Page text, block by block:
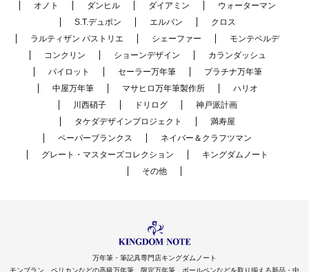
オノト
ダンヒル ダイアミン
ウォーターマン
S.T.デュポン
エルバン
クロス
ラルティザン パストリエ
シェーファー
モンテベルデ
コンクリン
ショーンデザイン
カランダッシュ
パイロット
セーラー万年筆
プラチナ万年筆
中屋万年筆
マサヒロ万年筆製作所
ハリオ
川西硝子
ドリログ
神戸派計画
タケダデザインプロジェクト
満寿屋
ペーパーブランクス
ネイバー＆クラフツマン
グレート・マスターズコレクション
キングダムノート
その他
万年筆・筆記具専門店キングダムノート
モンブラン、ペリカンなどの高級万年筆、限定万年筆、ボールペンなどを取り揃える新品・中